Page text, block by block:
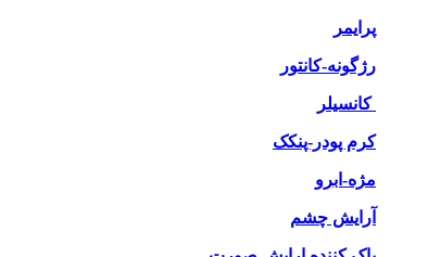
پرایمر
رژگونه-کانتور
کانسیلر
کرم پودر-پنکک
مژه-ابرو
آرایش چشم